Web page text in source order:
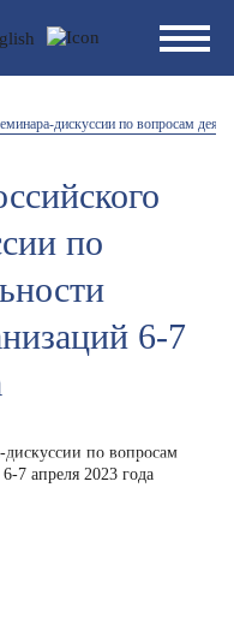
дискуссии по вопросам
по
6-7